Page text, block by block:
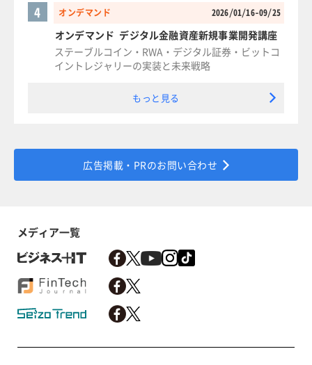
オンデマンド 2026/01/16-09/25
4
オンデマンド デジタル金融資産新規事業開発講座
ステーブルコイン・RWA・デジタル証券・ビットコ
イントレジャリーの実装と未来戦略
もっと見る
広告掲載・PRのお問い合わせ
メディア一覧